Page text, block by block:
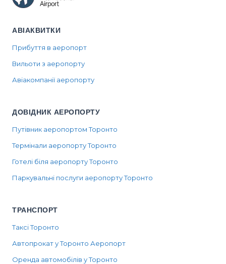
АВІАКВИТКИ
Прибуття в аеропорт
Вильоти з аеропорту
Авіакомпанії аеропорту
ДОВІДНИК АЕРОПОРТУ
Путівник аеропортом Торонто
Термінали аеропорту Торонто
Готелі біля аеропорту Торонто
Паркувальні послуги аеропорту Торонто
ТРАНСПОРТ
Таксі Торонто
Автопрокат у Торонто Аеропорт
Оренда автомобілів у Торонто